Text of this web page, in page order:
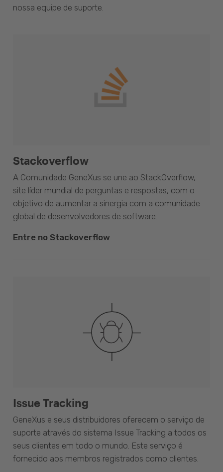
nossa equipe de suporte.
Stackoverflow
A Comunidade GeneXus se une ao StackOverflow,
site líder mundial de perguntas e respostas, com o
objetivo de aumentar a sinergia com a comunidade
global de desenvolvedores de software.
Entre no Stackoverflow
Issue Tracking
GeneXus e seus distribuidores oferecem o serviço de
suporte através do sistema Issue Tracking a todos os
seus clientes em todo o mundo. Este serviço é
fornecido aos membros registrados como clientes.